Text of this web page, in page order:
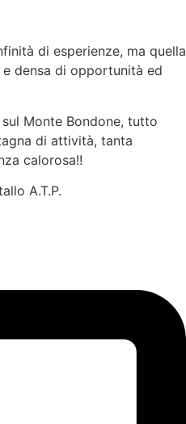
di esperienze, ma quella
densa di opportunità ed
Monte Bondone, tutto
di attività, tanta
calorosa!!
A.T.P.